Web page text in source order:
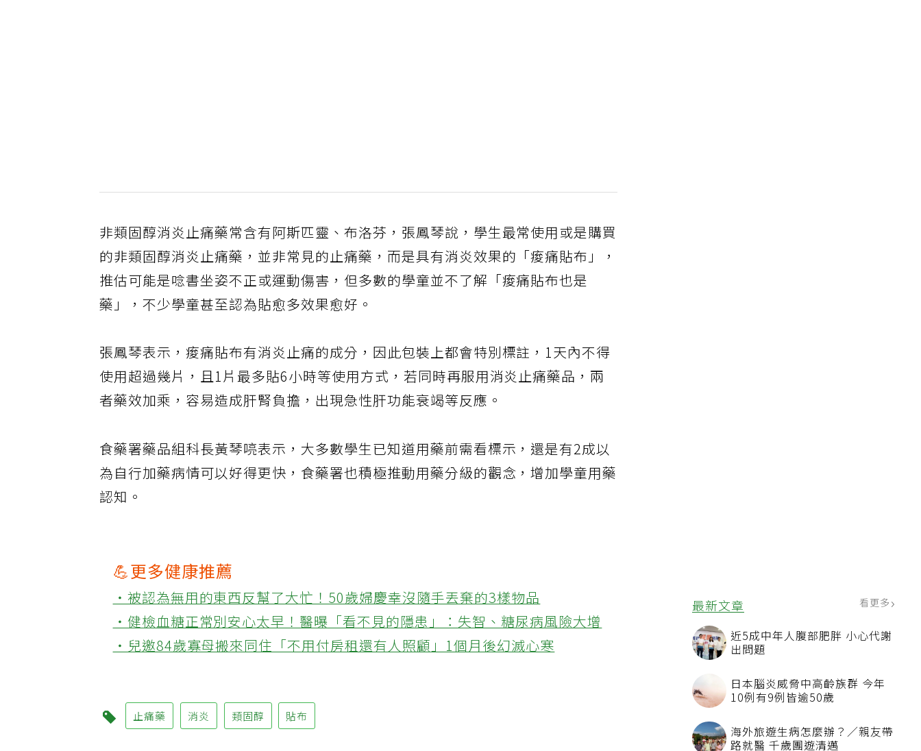
最新文章 看更多
近5成中年人腹部肥胖 小心代謝
出問題
日本腦炎威脅中高齡族群 今年
10例有9例皆逾50歲
海外旅遊生病怎麼辦？／親友帶
非類固醇消炎止痛藥常含有阿斯匹靈、布洛芬，張鳳琴說，學生最常使用或是購買
的非類固醇消炎止痛藥，並非常見的止痛藥，而是具有消炎效果的「痠痛貼布」，
推估可能是唸書坐姿不正或運動傷害，但多數的學童並不了解「痠痛貼布也是
藥」，不少學童甚至認為貼愈多效果愈好。
張鳳琴表示，痠痛貼布有消炎止痛的成分，因此包裝上都會特別標註，1天內不得
使用超過幾片，且1片最多貼6小時等使用方式，若同時再服用消炎止痛藥品，兩
者藥效加乘，容易造成肝腎負擔，出現急性肝功能衰竭等反應。
食藥署藥品組科長黃琴喨表示，大多數學生已知道用藥前需看標示，還是有2成以
為自行加藥病情可以好得更快，食藥署也積極推動用藥分級的觀念，增加學童用藥
認知。
💪更多健康推薦
‧被認為無用的東西反幫了大忙！50歲婦慶幸沒隨手丟棄的3樣物品
‧健檢血糖正常別安心太早！醫曝「看不見的隱患」：失智、糖尿病風險大增
‧兒邀84歲寡母搬來同住「不用付房租還有人照顧」1個月後幻滅心寒
止痛藥 消炎 類固醇 貼布